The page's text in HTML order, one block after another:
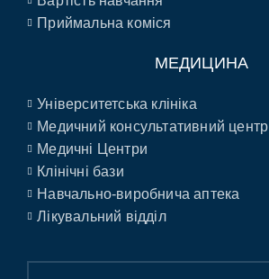
Приймальна коміся
МЕДИЦИНА
Університетська клініка
Медичний консультативний центр
Медичні Центри
Клінічні бази
Навчально-виробнича аптека
Лікувальний відділ